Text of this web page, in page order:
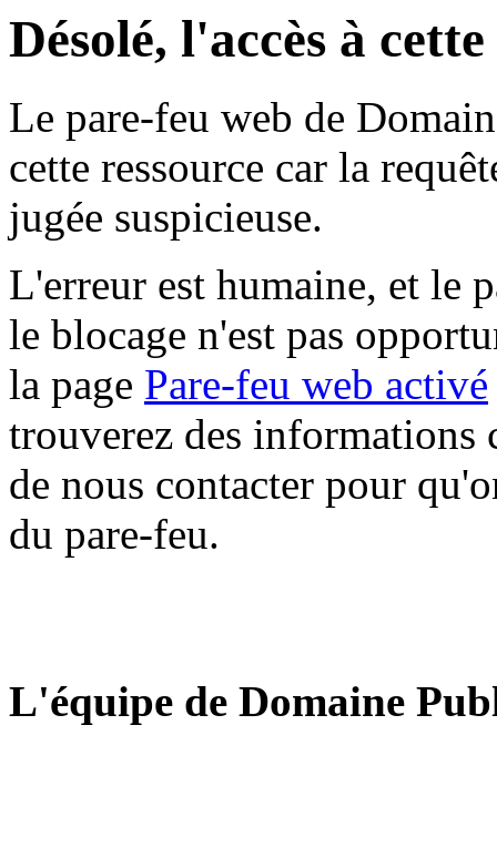
Désolé, l'accès à
Le pare-feu web de
cette ressource car la
jugée suspicieuse.
L'erreur est humaine, et le
le blocage n'est pas
la page Pare-feu web activé
trouverez des informations
de nous contacter pour
du pare-feu.
L'équipe de Domaine